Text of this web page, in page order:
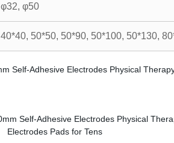
φ32, φ50
40*40, 50*50, 50*90, 50*100, 50*130,